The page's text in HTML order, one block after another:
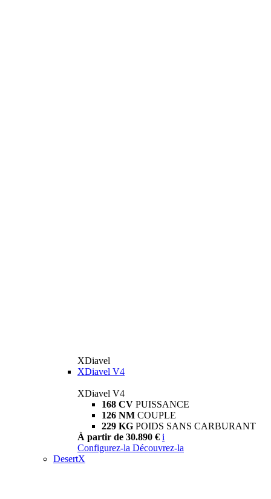
XDiavel
XDiavel V4
XDiavel V4
168 CV PUISSANCE
126 NM COUPLE
229 KG POIDS SANS CARBURANT
À partir de 30.890 € i
Configurez-la Découvrez-la
DesertX